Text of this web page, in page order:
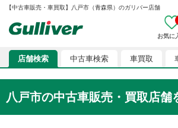
【中古車販売・車買取】八戸市（青森県）のガリバー店舗
お気に
店舗検索 中古車検索 車買取
八戸市の中古車販売・買取店舗